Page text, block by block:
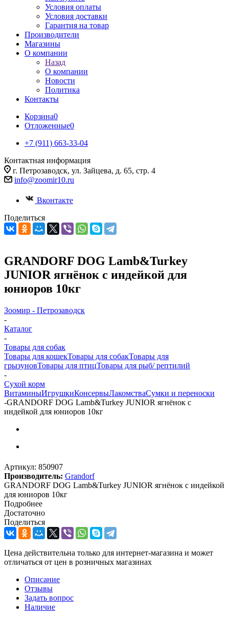
Условия оплаты
Условия доставки
Гарантия на товар
Производители
Магазины
О компании
Назад
О компании
Новости
Политика
Контакты
Корзина0
Отложенные0
+7 (911) 663-33-04
Контактная информация
г. Петрозаводск, ул. Зайцева, д. 65, стр. 4
info@zoomir10.ru
Вконтакте
Поделиться
GRANDORF DOG Lamb&Turkey
JUNIOR ягнёнок с индейкой для
юниоров 10кг
Зоомир - Петрозаводск
-
Каталог
-
Товары для собак
Товары для кошекТовары для собакТовары для
грызуновТовары для птицТовары для рыб/ рептилий
-
Cухой корм
ВитаминыИгрушкиКонсервыЛакомстваСумки и переноски
-GRANDORF DOG Lamb&Turkey JUNIOR ягнёнок с
индейкой для юниоров 10кг
Артикул: 850907
Производитель: Grandorf
GRANDORF DOG Lamb&Turkey JUNIOR ягнёнок с индейкой
для юниоров 10кг
Подробнее
Достаточно
Поделиться
Цена действительна только для интернет-магазина и может
отличаться от цен в розничных магазинах
Описание
Отзывы
Задать вопрос
Наличие